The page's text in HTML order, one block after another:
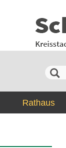
Rathaus